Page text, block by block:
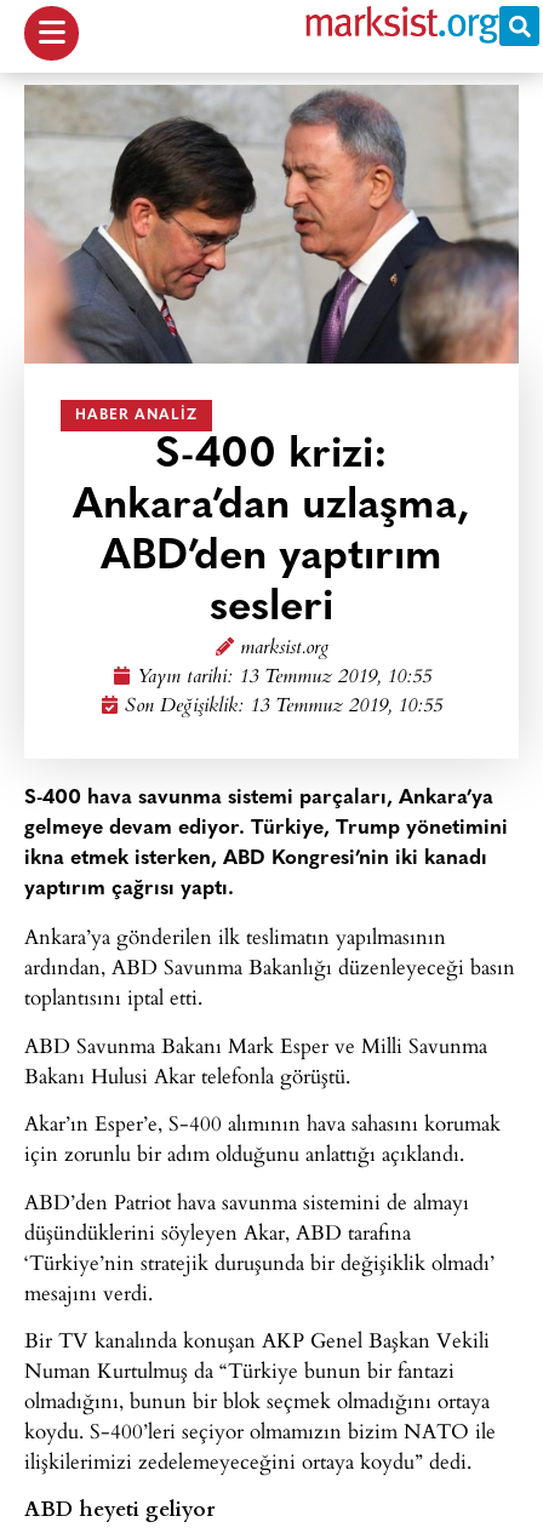
HABER ANALIZ
S-400 krizi:
Ankara’dan uzlaşma,
ABD’den yaptırım
sesleri
marksist.org
Yayın tarihi: 13 Temmuz 2019, 10:55
Son Değişiklik: 13 Temmuz 2019, 10:55
S-400 hava savunma sistemi parçaları, Ankara’ya
gelmeye devam ediyor. Türkiye, Trump yönetimini
ikna etmek isterken, ABD Kongresi’nin iki kanadı
yaptırım çağrısı yaptı.
Ankara’ya gönderilen ilk teslimatın yapılmasının
ardından, ABD Savunma Bakanlığı düzenleyeceği basın
toplantısını iptal etti.
ABD Savunma Bakanı Mark Esper ve Milli Savunma
Bakanı Hulusi Akar telefonla görüştü.
Akar’ın Esper’e, S-400 alımının hava sahasını korumak
için zorunlu bir adım olduğunu anlattığı açıklandı.
ABD’den Patriot hava savunma sistemini de almayı
düşündüklerini söyleyen Akar, ABD tarafına
‘Türkiye’nin stratejik duruşunda bir değişiklik olmadı’
mesajını verdi.
Bir TV kanalında konuşan AKP Genel Başkan Vekili
Numan Kurtulmuş da “Türkiye bunun bir fantazi
olmadığını, bunun bir blok seçmek olmadığını ortaya
koydu. S-400’leri seçiyor olmamızın bizim NATO ile
ilişkilerimizi zedelemeyeceğini ortaya koydu” dedi.
ABD heyeti geliyor